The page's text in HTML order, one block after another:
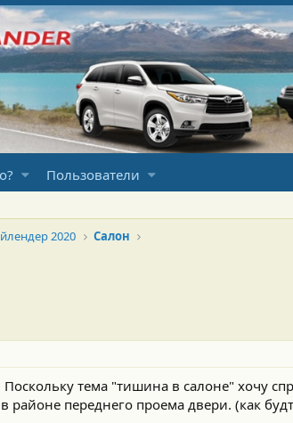
Пользователи
2020 Салон
тема "тишина в салоне" хочу
районе переднего проема двери. (как